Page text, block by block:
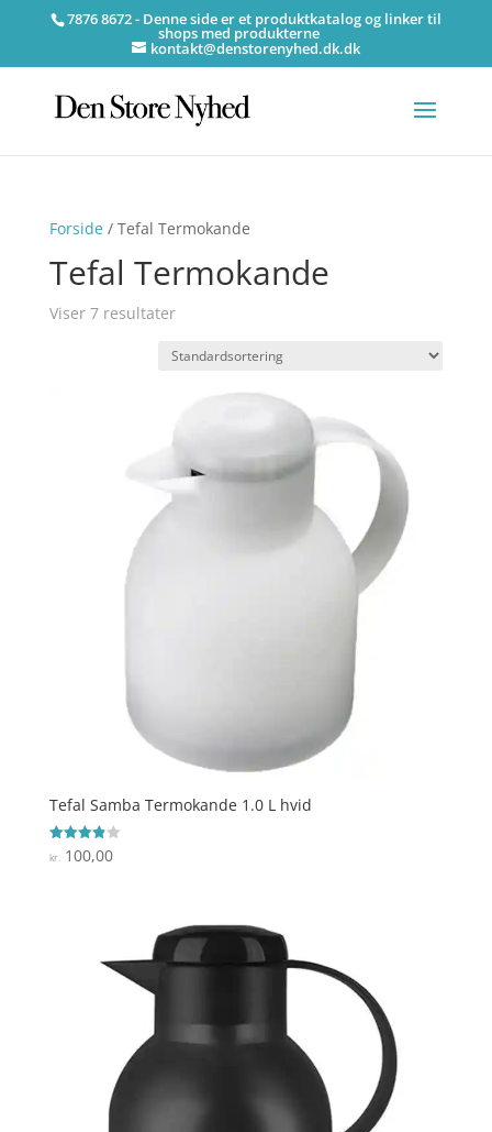
7876 8672 - Denne side er et produktkatalog og linker til
shops med produkterne
kontakt@denstorenyhed.dk.dk
Forside/ Tefal Termokande
Tefal Termokande
Viser 7 resultater
Tefal Samba Termokande 1.0 L hvid
Vurderet
3.9
kr.100,00